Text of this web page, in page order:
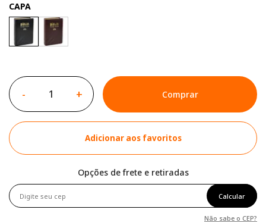
CAPA
- + Comprar
Adicionar aos favoritos
Opções de frete e retiradas
Calcular
Não sabe o CEP?